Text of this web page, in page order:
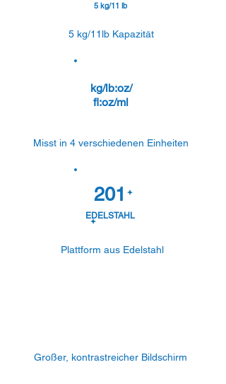
5 kg/11 lb
5 kg/11lb Kapazität
kg/lb:oz/
fl:oz/ml
Misst in 4 verschiedenen Einheiten
201
EDELSTAHL
Plattform aus Edelstahl
Großer, kontrastreicher Bildschirm